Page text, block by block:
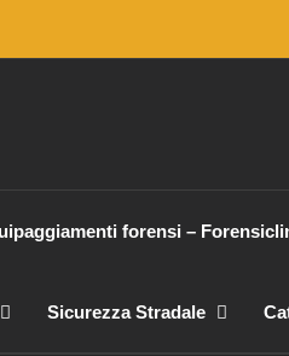
forensi –
Sicurezza Stradale